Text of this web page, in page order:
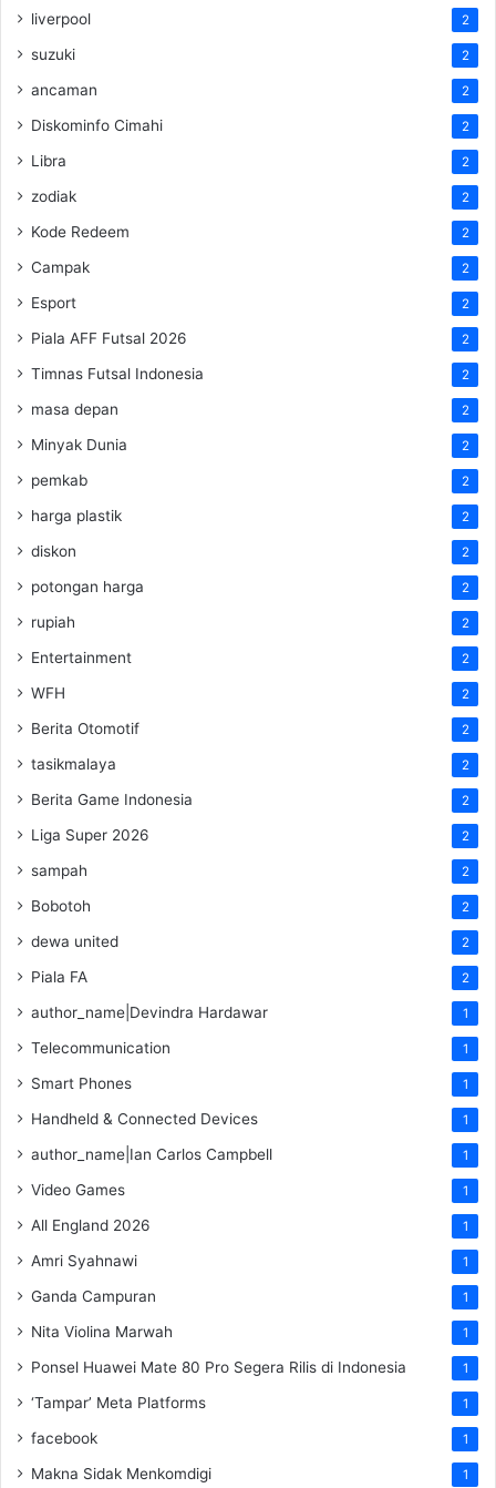
liverpool 2
suzuki 2
ancaman 2
Diskominfo Cimahi 2
Libra 2
zodiak 2
Kode Redeem 2
Campak 2
Esport 2
Piala AFF Futsal 2026 2
Timnas Futsal Indonesia 2
masa depan 2
Minyak Dunia 2
pemkab 2
harga plastik 2
diskon 2
potongan harga 2
rupiah 2
Entertainment 2
WFH 2
Berita Otomotif 2
tasikmalaya 2
Berita Game Indonesia 2
Liga Super 2026 2
sampah 2
Bobotoh 2
dewa united 2
Piala FA 2
author_name|Devindra Hardawar 1
Telecommunication 1
Smart Phones 1
Handheld & Connected Devices 1
author_name|Ian Carlos Campbell 1
Video Games 1
All England 2026 1
Amri Syahnawi 1
Ganda Campuran 1
Nita Violina Marwah 1
Ponsel Huawei Mate 80 Pro Segera Rilis di Indonesia 1
‘Tampar’ Meta Platforms 1
facebook 1
Makna Sidak Menkomdigi 1